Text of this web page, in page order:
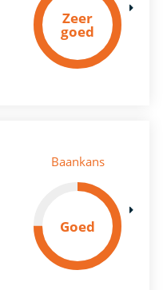
Zeer
goed
Baankans
Goed